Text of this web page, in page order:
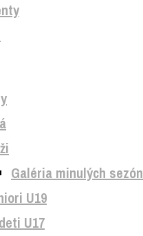
Galéria minulých sezón
U19
U17